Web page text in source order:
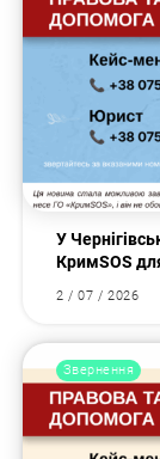
У
КримSOS
2 / 07 / 2026
Звернення